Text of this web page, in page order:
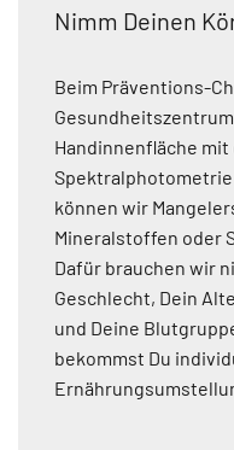
Nimm Deinen
Beim Präventions-
Handinnenfläche
können wir
Mineralstoffen oder
Dafür brauchen wir
Geschlecht, Dein
und Deine
bekommst Du